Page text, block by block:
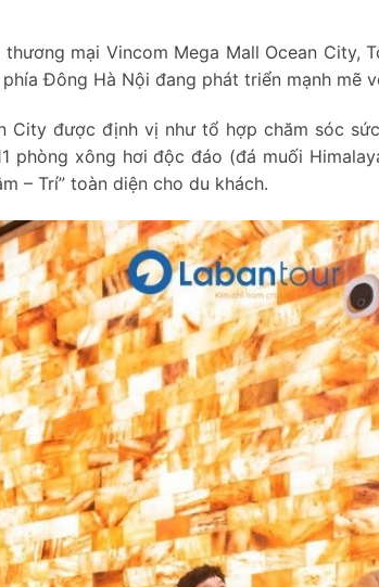
mại Vincom Mega Mall Ocean City,
Đông Hà Nội đang phát triển mạnh mẽ
City được định vị như tổ hợp chăm sóc
phòng xông hơi độc đáo (đá muối
– Trí” toàn diện cho du khách.